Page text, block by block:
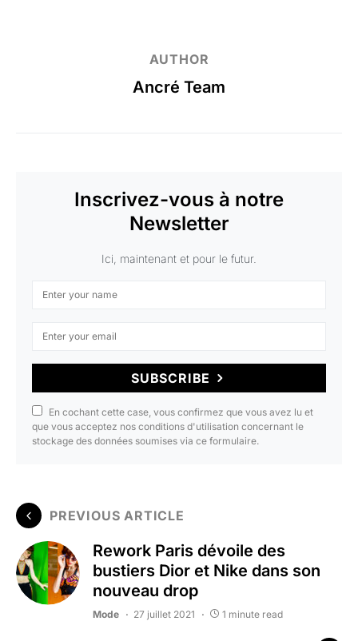
AUTHOR
Ancré Team
Inscrivez-vous à notre
Newsletter
Ici, maintenant et pour le futur.
SUBSCRIBE
En cochant cette case, vous confirmez que vous avez lu et
que vous acceptez nos conditions d'utilisation concernant le
stockage des données soumises via ce formulaire.
PREVIOUS ARTICLE
Rework Paris dévoile des
bustiers Dior et Nike dans son
nouveau drop
Mode 27 juillet 2021 1 minute read